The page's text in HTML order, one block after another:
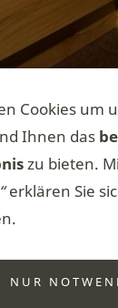
GmbH & Co.
Cookies um
Ihnen das
zu bieten.
erklären Sie
NUR